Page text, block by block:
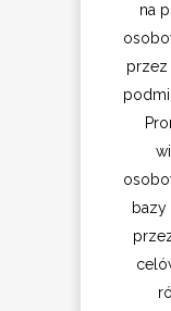
na
przez
bazy